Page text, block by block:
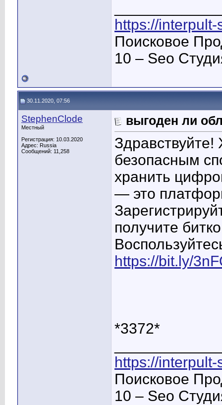
https://
Поисковое
10 – Seo
30.11.2020, 07:56
StephenClode
Местный
Регистрация: 10.03.2020
Адрес: Russia
Сообщений: 11,258
выгоден ли
безопасным
хранить
— это
получите
https://bit.ly/
*3372*
https://
Поисковое
10 – Seo